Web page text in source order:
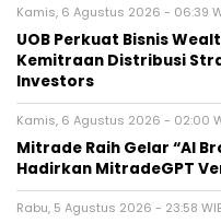
Kamis, 6 Agustus 2026 - 06:39
UOB Perkuat Bisnis
Kemitraan Distribusi
Investors
Kamis, 6 Agustus 2026 - 02:00
Mitrade Raih Gelar “AI
Hadirkan MitradeGPT
Rabu, 5 Agustus 2026 - 23:58